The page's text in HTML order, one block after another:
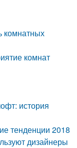
комнатных
комнат
история
тенденции 2018
дизайнеры